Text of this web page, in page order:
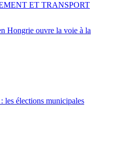
Hongrie ouvre la voie à la
ET TRANSPORT
les élections municipales